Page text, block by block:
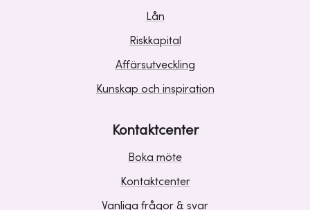
Lån
Riskkapital
Affärsutveckling
Kunskap och inspiration
Kontaktcenter
Boka möte
Kontaktcenter
Vanliga frågor & svar